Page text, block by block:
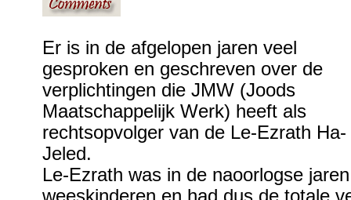
Er is in de afgelopen jaren veel
gesproken en geschreven over de
verplichtingen die JMW (Joods
Maatschappelijk Werk) heeft als
rechtsopvolger van de Le-Ezrath Ha-
Jeled.
Le-Ezrath was in de naoorlogse